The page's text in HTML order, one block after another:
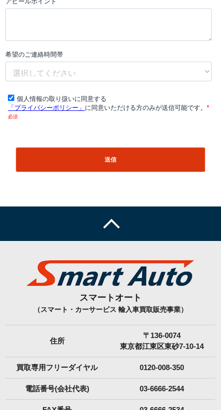
スマートオート
（スマート・カーサービス 輸入車買取販売事業）
住所
〒136-0074
東京都江東区東砂7-10-14
買取専用フリーダイヤル 0120-008-350
電話番号(会社代表) 03-6666-2544